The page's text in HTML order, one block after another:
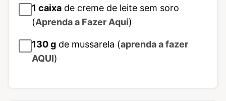
1 caixa de creme de leite sem soro
(Aprenda a Fazer Aqui)
130g de mussarela (aprenda a fazer
AQUI)